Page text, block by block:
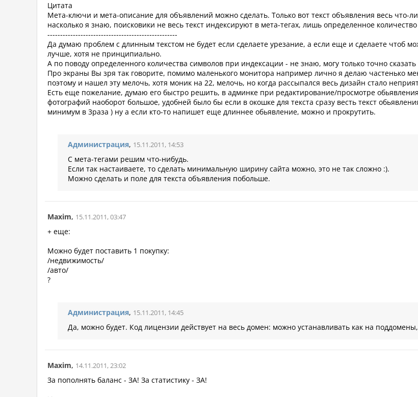
Цитата
Мета-ключи и мета-описание для объявлений можно сделать. Только вот текст объявления весь что-
насколько я знаю, поисковики не весь текст индексируют в мета-тегах, лишь определенное
---------------------------------------------------
Да думаю проблем с длинным текстом не будет если сделаете урезание, а если еще и сделаете чтоб
лучше, хотя не принципиально.
А по поводу определенного количества символов при индексации - не знаю, могу только точно
Про экраны Вы зря так говорите, помимо маленького монитора например лично я делаю частенько
поэтому и нашел эту мелочь, хотя моник на 22, мелочь, но когда рассыпался весь дизайн стало
Есть еще пожелание, думаю его быстро решить, в админке при редактирование/просмотре
фотографий наоборот большое, удобней было бы если в окошке для текста сразу весть текст
минимум в 3раза ) ну а если кто-то напишет еще длиннее обьявление, можно и прокрутить.
Администрация, 15.11.2011, 14:53
С мета-тегами решим что-нибудь.
Если так настаиваете, то сделать минимальную ширину сайта можно, это не так сложно :).
Можно сделать и поле для текста объявления побольше.
Maxim, 15.11.2011, 03:47
+ еще:
Можно будет поставить 1 покупку:
/недвижимость/
/авто/
?
Администрация, 15.11.2011, 14:45
Да, можно будет. Код лицензии действует на весь домен: можно устанавливать как на
Maxim, 14.11.2011, 23:02
За пополнять баланс - ЗА! За статистику - ЗА!